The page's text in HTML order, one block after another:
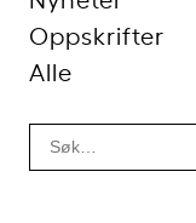
Oppskrifter
Alle